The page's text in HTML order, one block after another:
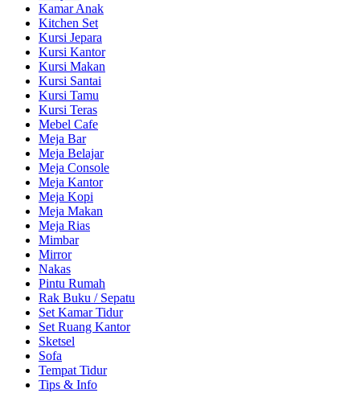
Kamar Anak
Kitchen Set
Kursi Jepara
Kursi Kantor
Kursi Makan
Kursi Santai
Kursi Tamu
Kursi Teras
Mebel Cafe
Meja Bar
Meja Belajar
Meja Console
Meja Kantor
Meja Kopi
Meja Makan
Meja Rias
Mimbar
Mirror
Nakas
Pintu Rumah
Rak Buku / Sepatu
Set Kamar Tidur
Set Ruang Kantor
Sketsel
Sofa
Tempat Tidur
Tips & Info